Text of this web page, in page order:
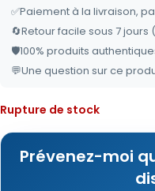
✅Paiement à la livraison,
🔄Retour facile sous 7
🛡️100% produits
💬Une question sur ce
Rupture de stock
Prévenez-moi